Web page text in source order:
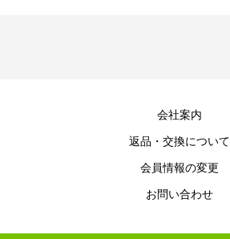
会社案内
返品・交換について
会員情報の変更
お問い合わせ